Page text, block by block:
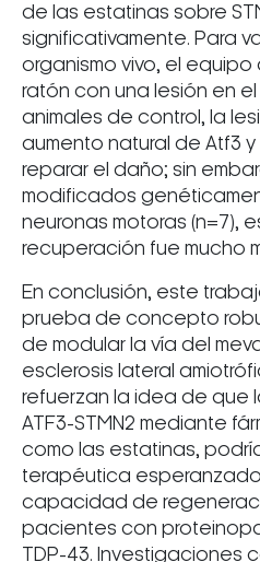
de las estatinas sobre
significativamente. Para
organismo vivo, el
ratón con una lesión en
animales de control, la
aumento natural de Atf3
reparar el daño; sin
modificados
neuronas motoras (n=7),
recuperación fue mucho
En conclusión, este
prueba de concepto
de modular la vía del
esclerosis lateral
refuerzan la idea de que
ATF3-STMN2 mediante
como las estatinas,
terapéutica
capacidad de
pacientes con
TDP-43. Investigaciones